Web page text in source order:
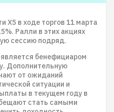
X5 в ходе торгов 11 марта
Ралли в этих акциях
сессию подряд.
бенефициаром
Дополнительную
от ожиданий
ситуации и
в текущем году в
стать самыми